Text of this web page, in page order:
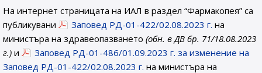
На интернет страницата на ИАЛ в раздел “Фармакопея” са
публикувани
Заповед РД-01-422/02.08.2023 г. на
министъра на здравеопазването (обн. в ДВ бр. 71/18.08.2023
г.) и
Заповед РД-01-486/01.09.2023 г. за изменение на
Заповед РД-01-422/02.08.2023 г. на министъра на